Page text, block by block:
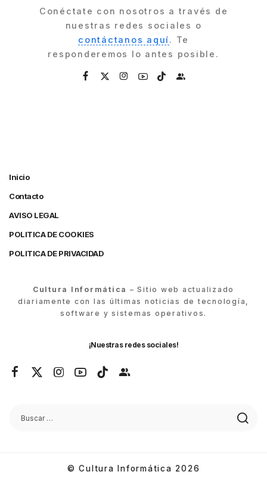
Conéctate con nosotros a través de
nuestras redes sociales o
contáctanos aquí. Te
responderemos lo antes posible.
Inicio
Contacto
AVISO LEGAL
POLITICA DE COOKIES
POLITICA DE PRIVACIDAD
Cultura Informática – Sitio web actualizado
diariamente con las últimas noticias de tecnología,
software y sistemas operativos.
¡Nuestras redes sociales!
© Cultura Informática 2026